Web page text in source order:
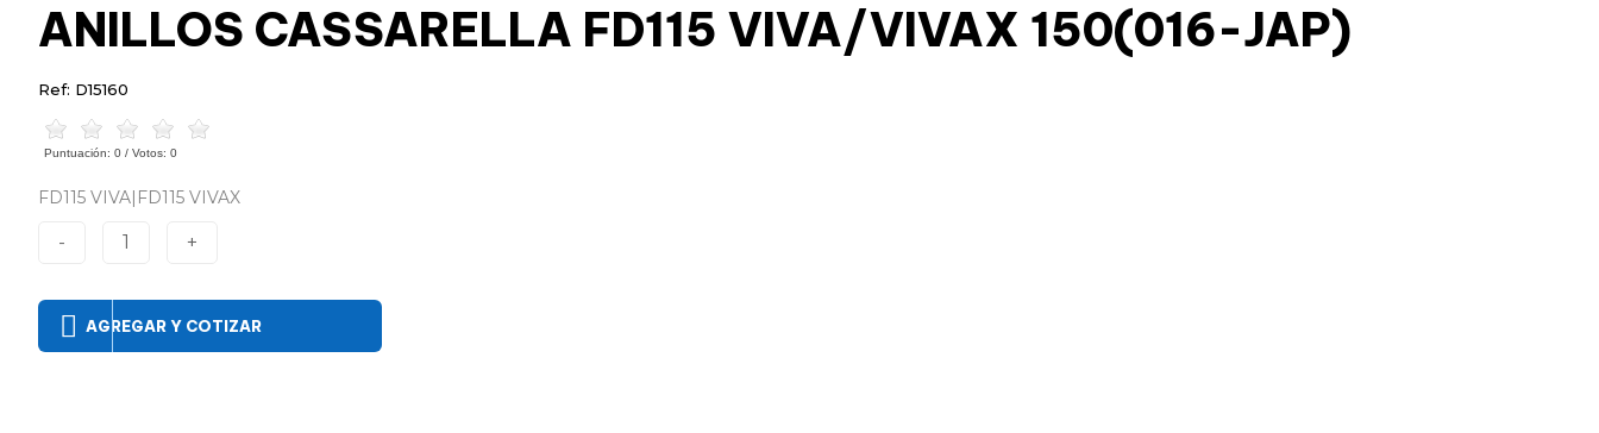
ANILLOS CASSARELLA FD115 VIVA/VIVAX 150(016-JAP)
Ref: D15160
Puntuación: 0 / Votos: 0
FD115 VIVA|FD115 VIVAX
- 1 +
AGREGAR Y COTIZAR